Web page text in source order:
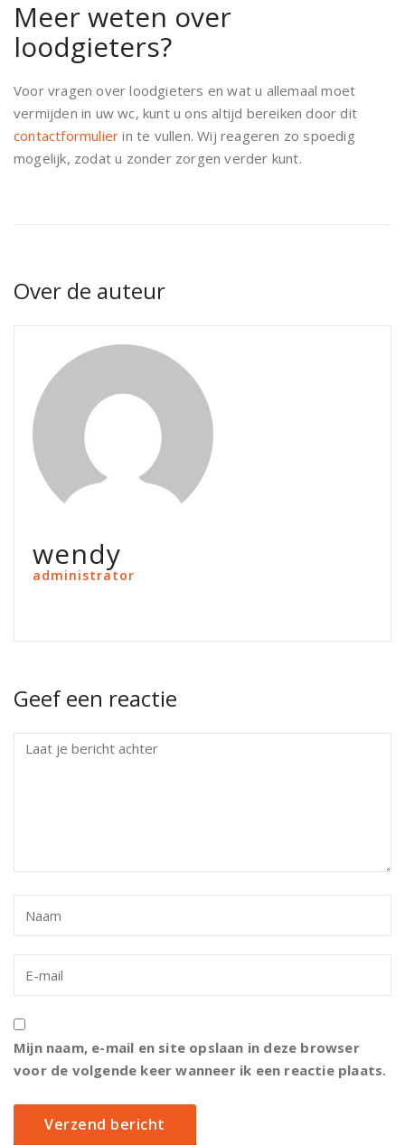
Meer weten over
loodgieters?
Voor vragen over loodgieters en wat u allemaal moet
vermijden in uw wc, kunt u ons altijd bereiken door dit
contactformulier in te vullen. Wij reageren zo spoedig
mogelijk, zodat u zonder zorgen verder kunt.
Over de auteur
wendy
administrator
Geef een reactie
Mijn naam, e-mail en site opslaan in deze browser
voor de volgende keer wanneer ik een reactie plaats.